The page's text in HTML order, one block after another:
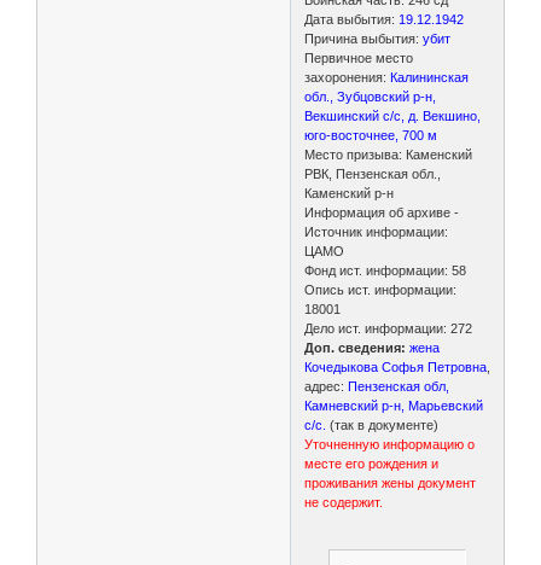
Дата выбытия: 19.12.1942
Причина выбытия:убит
Первичное место
захоронения: Калининская
обл., Зубцовский р-н,
Векшинский с/с, д. Векшино,
юго-восточнее, 700 м
Место призыва: Каменский
РВК, Пензенская обл.,
Каменский р-н
Информация об архиве -
Источник информации:
ЦАМО
Фонд ист. информации: 58
Опись ист. информации:
18001
Дело ист. информации: 272
Доп. сведения:жена
Кочедыкова Софья Петровна
адрес:Пензенская обл,
Камневский р-н, Марьевский
с/с.(так в документе)
Уточненную информацию о
месте его рождения и
проживания жены документ
не содержит.